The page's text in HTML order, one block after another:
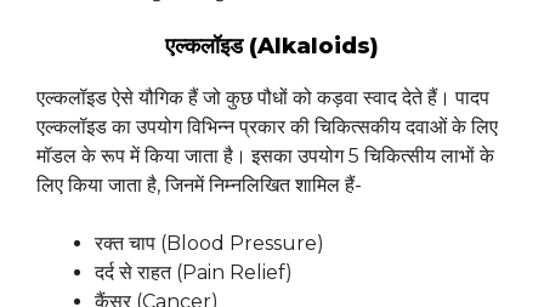
एल्कलॉइड (Alkaloids)
एल्कलॉइड ऐसे यौगिक हैं जो कुछ पौधों को कड़वा स्वाद देते हैं। पादप
एल्कलॉइड का उपयोग विभिन्न प्रकार की चिकित्सकीय दवाओं के लिए
मॉडल के रूप में किया जाता है। इसका उपयोग 5 चिकित्सीय लाभों के
लिए किया जाता है, जिनमें निम्नलिखित शामिल हैं-
रक्त चाप (Blood Pressure)
दर्द से राहत (Pain Relief)
कैंसर (Cancer)